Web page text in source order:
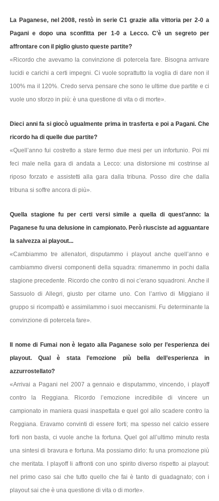
La Paganese, nel 2008, restò in serie C1 grazie alla vittoria per 2-0 a
Pagani e dopo una sconfitta per 1-0 a Lecco. C’è un segreto per
affrontare con il piglio giusto queste partite?
«Ricordo che avevamo la convinzione di potercela fare. Bisogna arrivare
lucidi e carichi a certi impegni. Ci vuole soprattutto la voglia di dare non il
100% ma il 120%. Credo serva pensare che sono le ultime due partite e ci
vuole uno sforzo in più: è una questione di vita o di morte».
Dieci anni fa si giocò ugualmente prima in trasferta e poi a Pagani. Che
ricordo ha di quelle due partite?
«Quell’anno fui costretto a stare fermo due mesi per un infortunio. Poi mi
feci male nella gara di andata a Lecco: una distorsione mi costrinse al
riposo forzato e assistetti alla gara dalla tribuna. Posso dire che dalla
tribuna si soffre ancora di più».
Quella stagione fu per certi versi simile a quella di quest’anno: la
Paganese fu una delusione in campionato. Però riusciste ad agguantare
la salvezza ai playout...
«Cambiammo tre allenatori, disputammo i playout anche quell’anno e
cambiammo diversi componenti della squadra: rimanemmo in pochi dalla
stagione precedente. Ricordo che contro di noi c’erano squadroni. Anche il
Sassuolo di Allegri, giusto per citarne uno. Con l’arrivo di Miggiano il
gruppo si ricompattò e assimilammo i suoi meccanismi. Fu determinante la
convinzione di potercela fare».
Il nome di Fumai non è legato alla Paganese solo per l’esperienza dei
playout. Qual è stata l’emozione più bella dell’esperienza in
azzurrostellato?
«Arrivai a Pagani nel 2007 a gennaio e disputammo, vincendo, i playoff
contro la Reggiana. Ricordo l’emozione incredibile di vincere un
campionato in maniera quasi inaspettata e quel gol allo scadere contro la
Reggiana. Eravamo convinti di essere forti; ma spesso nel calcio essere
forti non basta, ci vuole anche la fortuna. Quel gol all’ultimo minuto resta
una sintesi di bravura e fortuna. Ma possiamo dirlo: fu una promozione più
che meritata. I playoff li affronti con uno spirito diverso rispetto ai playout:
nel primo caso sai che tutto quello che fai è tanto di guadagnato; con i
playout sai che è una questione di vita o di morte».